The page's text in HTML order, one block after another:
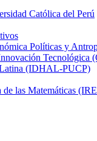
Católica del Perú
Políticas y
(IDHAL-PUCP)
de las Matemáticas